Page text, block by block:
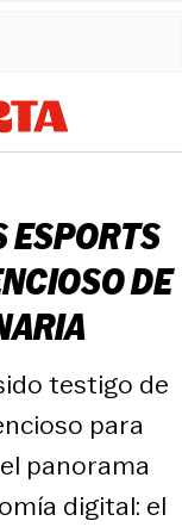
ESPORTS
DE
testigo de
para
panorama
digital: el